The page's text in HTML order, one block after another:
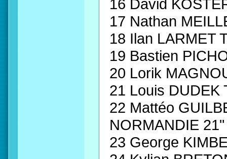
16 David
17 Nathan
18 Ilan LARMET
19 Bastien
20 Lorik
21 Louis DUDEK
22 Mattéo
NORMANDIE 21"
23 George